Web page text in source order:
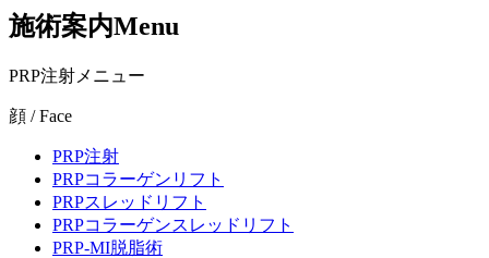
施術案内Menu
PRP注射メニュー
顔 / Face
PRP注射
PRPコラーゲンリフト
PRPスレッドリフト
PRPコラーゲンスレッドリフト
PRP-MI脱脂術